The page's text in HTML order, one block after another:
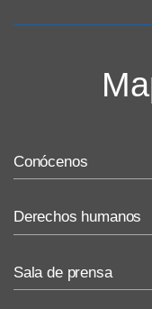
Conócenos
La ONU-DH en México
Vacantes ONU-DH
Derechos humanos
Temas de Derechos
Sala de prensa